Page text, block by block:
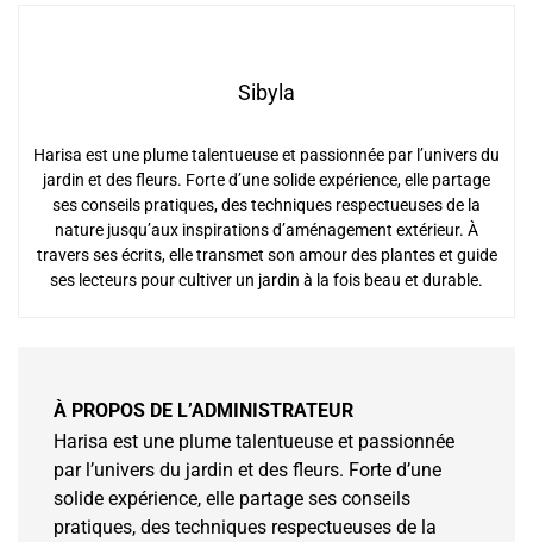
Sibyla
Harisa est une plume talentueuse et passionnée par l’univers du
jardin et des fleurs. Forte d’une solide expérience, elle partage
ses conseils pratiques, des techniques respectueuses de la
nature jusqu’aux inspirations d’aménagement extérieur. À
travers ses écrits, elle transmet son amour des plantes et guide
ses lecteurs pour cultiver un jardin à la fois beau et durable.
À PROPOS DE L’ADMINISTRATEUR
Harisa est une plume talentueuse et passionnée
par l’univers du jardin et des fleurs. Forte d’une
solide expérience, elle partage ses conseils
pratiques, des techniques respectueuses de la